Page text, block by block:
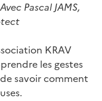
Avec Pascal JAMS,
KRAV
les gestes
savoir comment